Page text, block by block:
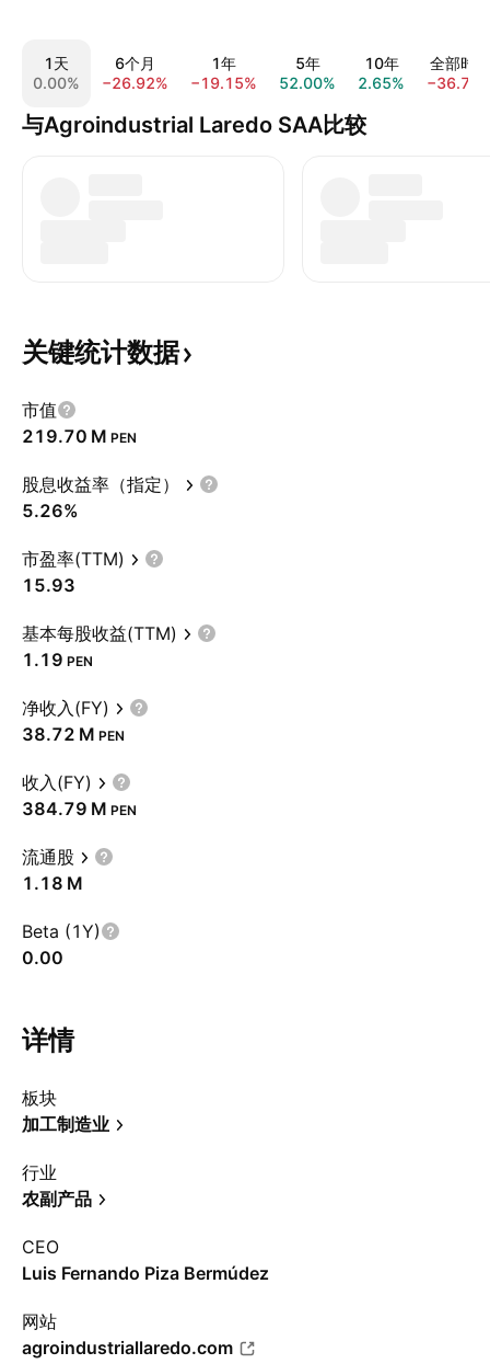
1天
0.00%
6个月
−26.92%
1年
−19.15%
5年
52.00%
10年
2.65%
全部时间
与Agroindustrial Laredo SAA比较
关键统计数据
市值
‪219.70 M‬ PEN
股息收益率（指定）
5.26%
市盈率(TTM)
15.93
基本每股收益(TTM)
1.19 PEN
净收入(FY)
‪38.72 M‬ PEN
收入(FY)
‪384.79 M‬ PEN
流通股
‪1.18 M‬
Beta (1Y)
0.00
详情
板块
加工制造业
行业
农副产品
CEO
Luis Fernando Piza Bermúdez
网站
agroindustriallaredo.com